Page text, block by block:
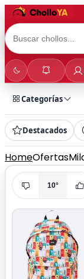
Categorías
Destacados
HomeOfertas
10°